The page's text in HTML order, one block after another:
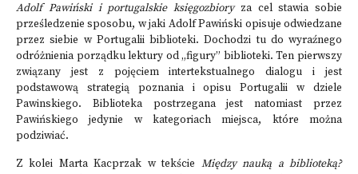
Adolf Pawiński i portugalskie księgozbiory za cel stawia sobie
prześledzenie sposobu, w jaki Adolf Pawiński opisuje odwiedzane
przez siebie w Portugalii biblioteki. Dochodzi tu do wyraźnego
odróżnienia porządku lektury od „figury” biblioteki. Ten pierwszy
związany jest z pojęciem intertekstualnego dialogu i jest
podstawową strategią poznania i opisu Portugalii w dziele
Pawinskiego. Biblioteka postrzegana jest natomiast przez
Pawińskiego jedynie w kategoriach miejsca, które można
podziwiać.
Z kolei Marta Kacprzak w tekście Między nauką a biblioteką?